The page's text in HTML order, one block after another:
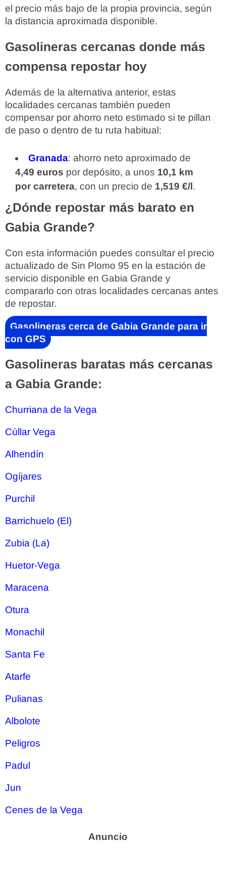
el precio más bajo de la propia provincia, según
la distancia aproximada disponible.
Gasolineras cercanas donde más
compensa repostar hoy
Además de la alternativa anterior, estas
localidades cercanas también pueden
compensar por ahorro neto estimado si te pillan
de paso o dentro de tu ruta habitual:
Granada: ahorro neto aproximado de
4,49 euros por depósito, a unos 10,1 km
por carretera, con un precio de 1,519 €/l.
¿Dónde repostar más barato en
Gabia Grande?
Con esta información puedes consultar el precio
actualizado de Sin Plomo 95 en la estación de
servicio disponible en Gabia Grande y
compararlo con otras localidades cercanas antes
de repostar.
Gasolineras cerca de Gabia Grande para ir
con GPS
Gasolineras baratas más cercanas
a Gabia Grande:
Churriana de la Vega
Cúllar Vega
Alhendín
Ogíjares
Purchil
Barrichuelo (El)
Zubia (La)
Huetor-Vega
Maracena
Otura
Monachil
Santa Fe
Atarfe
Pulianas
Albolote
Peligros
Padul
Jun
Cenes de la Vega